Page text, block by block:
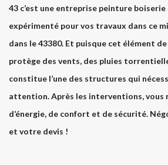
43 c’est une entreprise peinture
expérimenté pour vos travaux dans ce
dans le 43380. Et puisque cet élément
protège des vents, des pluies
constitue l’une des structures qui
attention. Après les interventions, vous
d’énergie, de confort et de sécurité.
et votre devis !